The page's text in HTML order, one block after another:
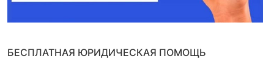
БЕСПЛАТНАЯ ЮРИДИЧЕСКАЯ ПОМОЩЬ